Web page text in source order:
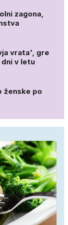
zagona,
vrata', gre
dni v letu
ženske po